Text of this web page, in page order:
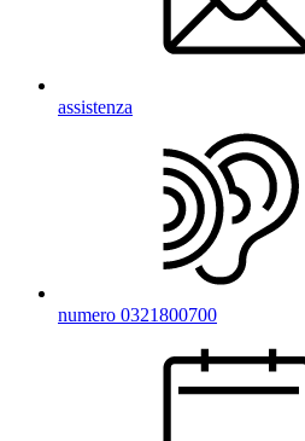
assistenza
numero 0321800700